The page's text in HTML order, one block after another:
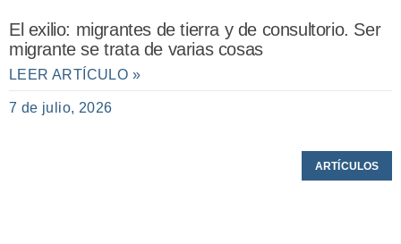
El exilio: migrantes de tierra y de consultorio. Ser
migrante se trata de varias cosas
LEER ARTÍCULO »
7 de julio, 2026
ARTÍCULOS